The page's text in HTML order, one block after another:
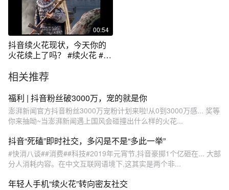
00:54
抖音续火花现状，今天你的
火花续上了吗？ #续火花 #抖
相关推荐
福利 | 抖音粉丝破3000万，宠的就是你
澎湃新闻官方抖音粉丝3000万宠粉计划来啦!从0到3000万感... 奖等
你来抽呦~当澎湃新闻遇上国风会碰撞出什么样的火花...
抖音“死磕”即时社交，多闪是不是“多此一举”
#快消八谈##消费##科技#2019年元宵节,抖音豪掷1个亿砸在... 大部
分人消耗内容。在中文互联网语境下,这其实是两个非...
年轻人手机“续火花”转向密友社交